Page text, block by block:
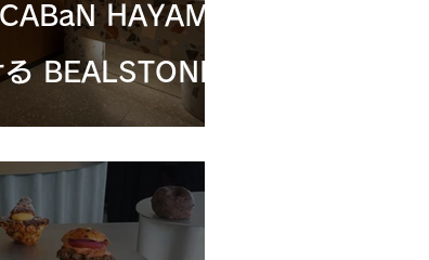
HAYAMA
BEALSTONE